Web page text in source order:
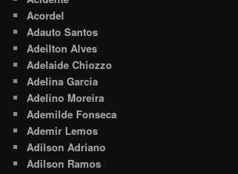
Acordel
Adauto Santos
Adeilton Alves
Adelaide Chiozzo
Adelina Garcia
Adelino Moreira
Ademilde Fonseca
Ademir Lemos
Adilson Adriano
Adilson Ramos